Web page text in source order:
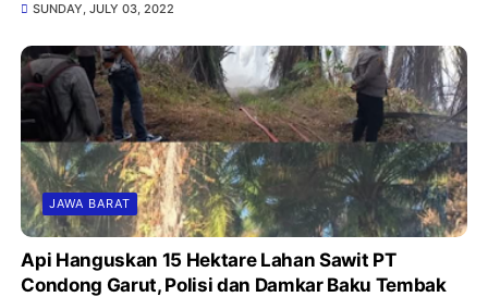
SUNDAY, JULY 03, 2022
JAWA BARAT
Api Hanguskan 15 Hektare Lahan Sawit PT
Condong Garut, Polisi dan Damkar Baku Tembak